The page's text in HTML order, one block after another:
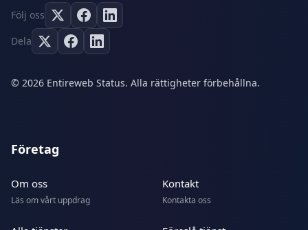
Följ oss
Dela
© 2026 Entireweb Status. Alla rättigheter förbehållna.
Företag
Om oss
Läs om vårt uppdrag
Kontakt
Kontakta oss